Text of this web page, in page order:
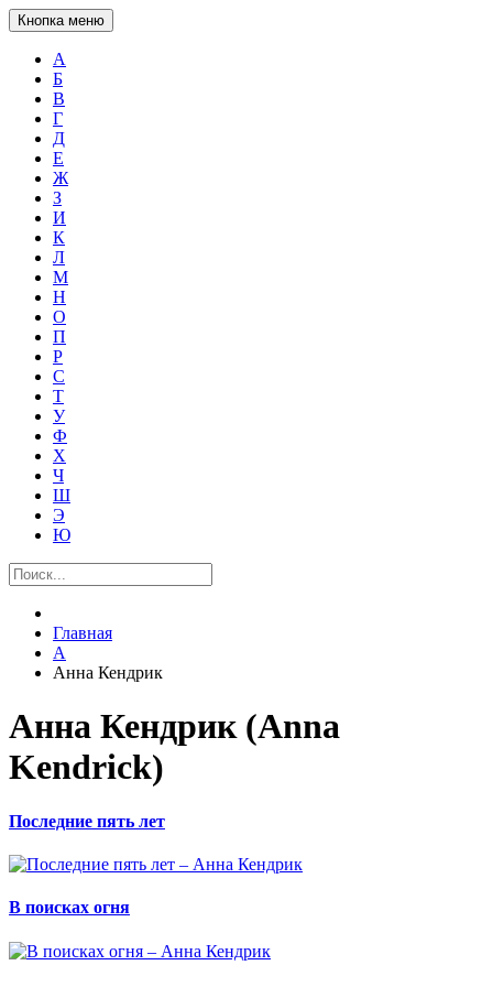
Кнопка меню
А
Б
В
Г
Д
Е
Ж
З
И
К
Л
М
Н
О
П
Р
С
Т
У
Ф
Х
Ч
Ш
Э
Ю
Главная
А
Анна Кендрик
Анна Кендрик (Anna
Kendrick)
Последние пять лет
В поисках огня